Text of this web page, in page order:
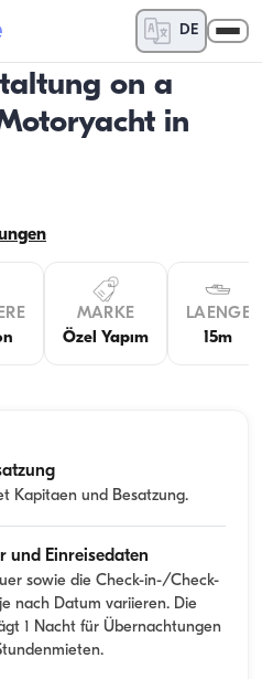
DE
on a
in
MARKE
Özel Yapım
LAENGE
15m
Kapitaen und Besatzung.
und Einreisedaten
sowie die Check-in-/Check-
nach Datum variieren. Die
1 Nacht für Übernachtungen